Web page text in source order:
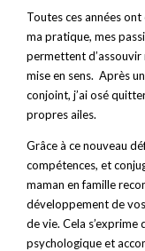
Toutes ces années
ma pratique, mes
permettent
mise en sens. Après
conjoint, j’ai osé
propres ailes.
Grâce à ce nouveau
compétences, et
maman en famille
développement de
de vie. Cela
psychologique et